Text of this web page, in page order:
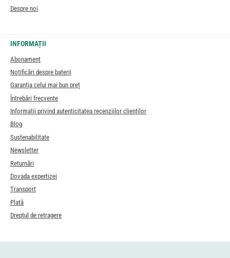
Despre noi
INFORMAȚII
Abonament
Notificări despre baterii
Garanția celui mai bun preț
Întrebări frecvente
Informații privind autenticitatea recenziilor clienților
Blog
Sustenabilitate
Newsletter
Returnări
Dovada expertizei
Transport
Plată
Dreptul de retragere